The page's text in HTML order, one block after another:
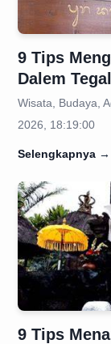
9 Tips
Dalem
Wisata, Budaya,
2026, 18:19:00
Selengkapnya →
9 Tips